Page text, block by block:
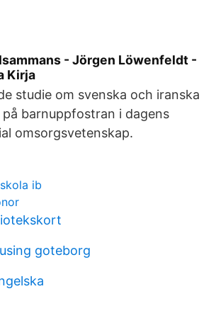
- Jörgen Löwenfeldt -
Kirja
studie om svenska och iranska
barnuppfostran i dagens
omsorgsvetenskap.
ib
goteborg